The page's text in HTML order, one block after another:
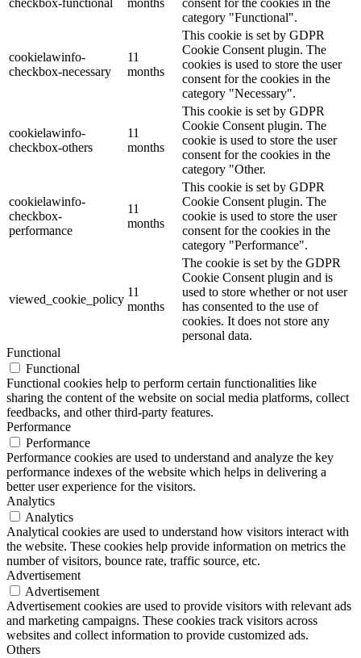
checkbox-functional
months
consent for the cookies in the
category "Functional".
cookielawinfo-
checkbox-necessary
11
months
This cookie is set by GDPR
Cookie Consent plugin. The
cookies is used to store the user
consent for the cookies in the
category "Necessary".
cookielawinfo-
checkbox-others
11
months
This cookie is set by GDPR
Cookie Consent plugin. The
cookie is used to store the user
consent for the cookies in the
category "Other.
cookielawinfo-
checkbox-
performance
11
months
This cookie is set by GDPR
Cookie Consent plugin. The
cookie is used to store the user
consent for the cookies in the
category "Performance".
viewed_cookie_policy
11
months
The cookie is set by the GDPR
Cookie Consent plugin and is
used to store whether or not user
has consented to the use of
cookies. It does not store any
personal data.
Functional
Functional
Functional cookies help to perform certain functionalities like
sharing the content of the website on social media platforms, collect
feedbacks, and other third-party features.
Performance
Performance
Performance cookies are used to understand and analyze the key
performance indexes of the website which helps in delivering a
better user experience for the visitors.
Analytics
Analytics
Analytical cookies are used to understand how visitors interact with
the website. These cookies help provide information on metrics the
number of visitors, bounce rate, traffic source, etc.
Advertisement
Advertisement
Advertisement cookies are used to provide visitors with relevant ads
and marketing campaigns. These cookies track visitors across
websites and collect information to provide customized ads.
Others